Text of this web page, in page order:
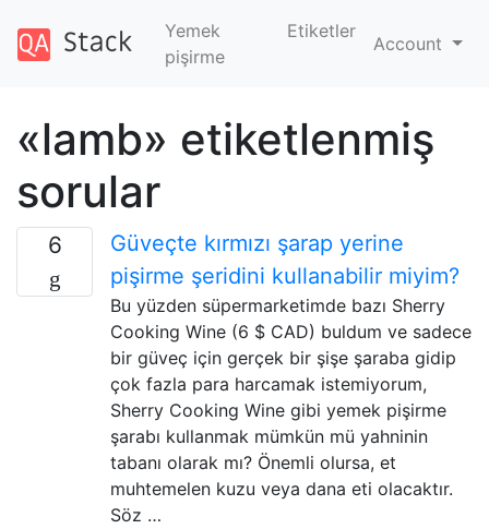
Yemek
pişirme
Etiketler
Account
«lamb» etiketlenmiş
sorular
6
Güveçte kırmızı şarap yerine
pişirme şeridini kullanabilir miyim?
Bu yüzden süpermarketimde bazı Sherry
Cooking Wine (6 $ CAD) buldum ve sadece
bir güveç için gerçek bir şişe şaraba gidip
çok fazla para harcamak istemiyorum,
Sherry Cooking Wine gibi yemek pişirme
şarabı kullanmak mümkün mü yahninin
tabanı olarak mı? Önemli olursa, et
muhtemelen kuzu veya dana eti olacaktır.
Söz …